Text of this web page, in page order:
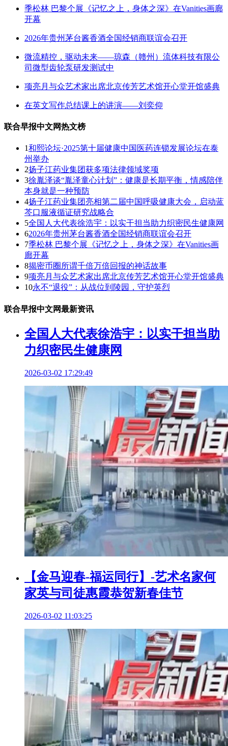
季松林 巴黎个展《记忆之上，身体之深》在Vanities画廊
开幕
2026年贵州茅台酱香酒全国经销商联谊会召开
微流精控，驱动未来——琼森（赣州）流体科技有限公
司微型齿轮泵研发测试中
项亮月与众艺术家出席北京传芳艺术馆开心堂开馆盛典
在英文写作总结课上的讲演——刘奕仰
联合早报中文网热文榜
1和熙论坛·2025第十届健康中国医药连锁发展论坛在泰
州举办
2扬子江药业集团获多项法律领域奖项
3徐胤泽谈“胤泽童心计划”：健康是长期平衡，情感陪伴
本身就是一种预防
4扬子江药业集团亮相第二届中国呼吸健康大会，启动蓝
芩口服液循证研究战略合
5全国人大代表徐浩宇：以实干担当助力织密民生健康网
62026年贵州茅台酱香酒全国经销商联谊会召开
7季松林 巴黎个展《记忆之上，身体之深》在Vanities画
廊开幕
8揭密币圈所谓千倍万倍回报的神话故事
9项亮月与众艺术家出席北京传芳艺术馆开心堂开馆盛典
10永不“退役”：从战位到陵园，守护英烈
联合早报中文网最新资讯
全国人大代表徐浩宇：以实干担当助
力织密民生健康网
2026-03-02 17:29:49
【金马迎春-福运同行】-艺术名家何
家英与司徒惠霞恭贺新春佳节
2026-03-02 11:03:25